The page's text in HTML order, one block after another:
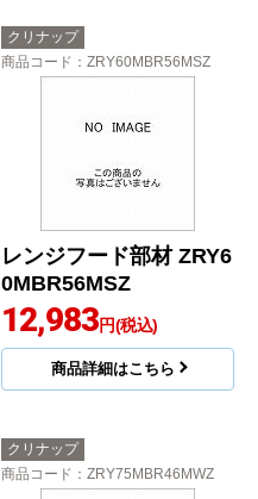
クリナップ
商品コード ：ZRY60MBR56MSZ
レンジフード部材 ZRY6
0MBR56MSZ
12,983円(税込)
商品詳細はこちら
クリナップ
商品コード ：ZRY75MBR46MWZ